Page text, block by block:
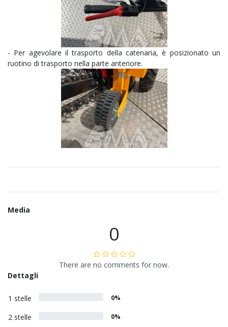
- Per agevolare il trasporto della catenaria, è posizionato un
ruotino di trasporto nella parte anteriore.
Media
0
There are no comments for now.
Dettagli
1 stelle 0%
2 stelle 0%